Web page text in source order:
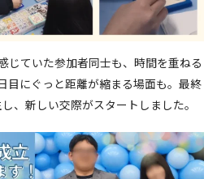
じていた参加者同士も、時間を重ねる
目にぐっと距離が縮まる場面も。最終
、新しい交際がスタートしました。